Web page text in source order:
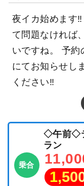
夜イカ始めます
て問題なければ
いですね。 予約
にてお知らせし
ください‼️
乗合
◇午前◇
ラン